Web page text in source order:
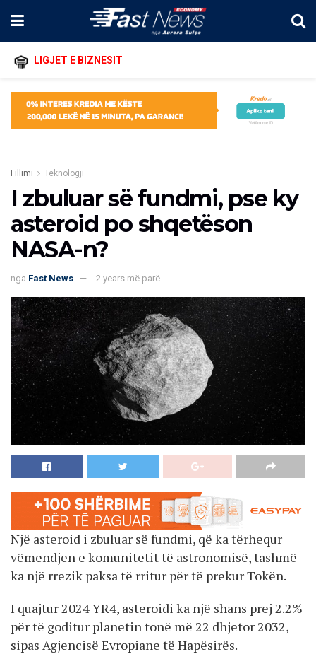
LIGJET E BIZNESIT
Fillimi Teknologji
I zbuluar së fundmi, pse ky
asteroid po shqetëson
NASA-n?
nga Fast News 2 years më parë
Një asteroid i zbuluar së fundmi, që ka tërhequr
vëmendjen e komunitetit të astronomisë, tashmë
ka një rrezik paksa të rritur për të prekur Tokën.
I quajtur 2024 YR4, asteroidi ka një shans prej 2.2%
për të goditur planetin tonë më 22 dhjetor 2032,
sipas Agjencisë Evropiane të Hapësirës.